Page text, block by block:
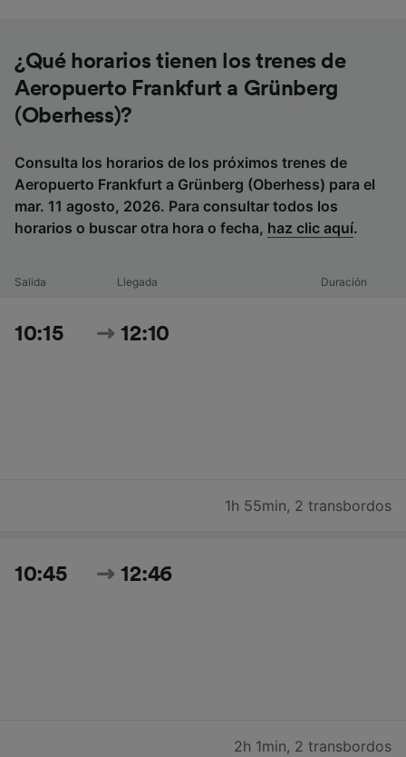
¿Qué horarios tienen los trenes de
Aeropuerto Frankfurt a Grünberg
(Oberhess)?
Consulta los horarios de los próximos trenes de
Aeropuerto Frankfurt a Grünberg (Oberhess) para el
mar. 11 agosto, 2026. Para consultar todos los
horarios o buscar otra hora o fecha, haz clic aquí.
Salida Llegada Duración
10:15 12:10
1h 55min, 2 transbordos
10:45 12:46
2h 1min, 2 transbordos